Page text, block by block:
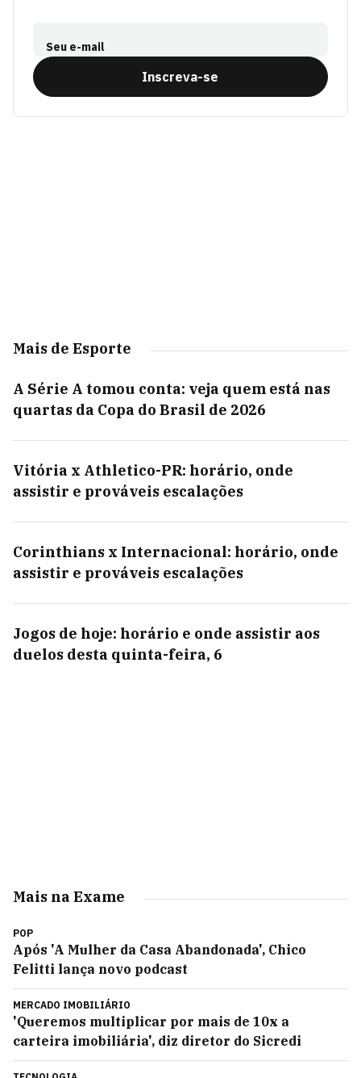
Seu e-mail
Inscreva-se
Mais de Esporte
A Série A tomou conta: veja quem está nas
quartas da Copa do Brasil de 2026
Vitória x Athletico-PR: horário, onde
assistir e prováveis escalações
Corinthians x Internacional: horário, onde
assistir e prováveis escalações
Jogos de hoje: horário e onde assistir aos
duelos desta quinta-feira, 6
Mais na Exame
POP
Após 'A Mulher da Casa Abandonada', Chico
Felitti lança novo podcast
MERCADO IMOBILIÁRIO
'Queremos multiplicar por mais de 10x a
carteira imobiliária', diz diretor do Sicredi